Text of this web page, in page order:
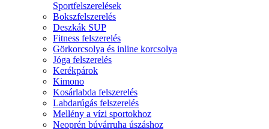
Sportfelszerelések
Bokszfelszerelés
Deszkák SUP
Fitness felszerelés
Görkorcsolya és inline korcsolya
Jóga felszerelés
Kerékpárok
Kimono
Kosárlabda felszerelés
Labdarúgás felszerelés
Mellény a vízi sportokhoz
Neoprén búvárruha úszáshoz